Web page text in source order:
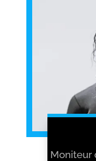
Moniteur